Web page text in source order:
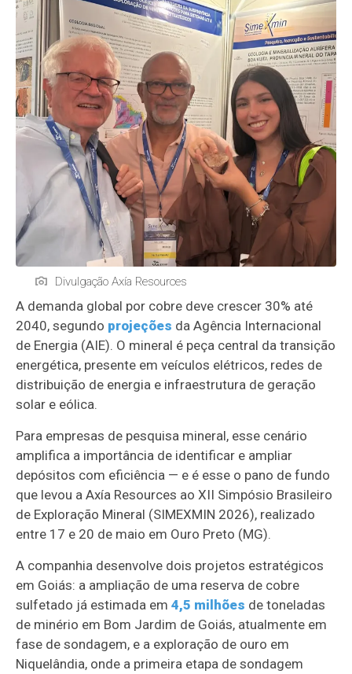
Divulgação Axía Resources
A demanda global por cobre deve crescer 30% até
2040, segundo projeções da Agência Internacional
de Energia (AIE). O mineral é peça central da transição
energética, presente em veículos elétricos, redes de
distribuição de energia e infraestrutura de geração
solar e eólica.
Para empresas de pesquisa mineral, esse cenário
amplifica a importância de identificar e ampliar
depósitos com eficiência — e é esse o pano de fundo
que levou a Axía Resources ao XII Simpósio Brasileiro
de Exploração Mineral (SIMEXMIN 2026), realizado
entre 17 e 20 de maio em Ouro Preto (MG).
A companhia desenvolve dois projetos estratégicos
em Goiás: a ampliação de uma reserva de cobre
sulfetado já estimada em4,5 milhões de toneladas
de minério em Bom Jardim de Goiás, atualmente em
fase de sondagem, e a exploração de ouro em
Niquelândia, onde a primeira etapa de sondagem